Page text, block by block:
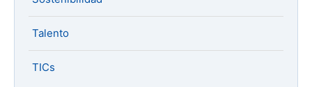
Talento
TICs